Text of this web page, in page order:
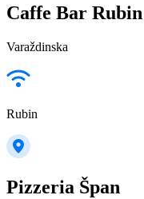
Caffe Bar Rubin
Varaždinska
Rubin
Pizzeria Špan